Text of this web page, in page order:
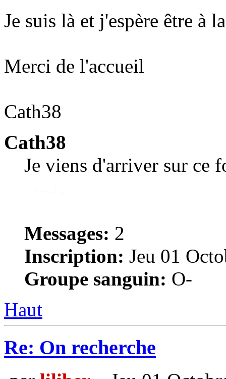
Je suis là et j'espère être à
Merci de l'accueil
Cath38
Cath38
Je viens d'arriver sur ce
Messages: 2
Inscription: Jeu 01
Groupe sanguin: O-
Haut
Re: On recherche